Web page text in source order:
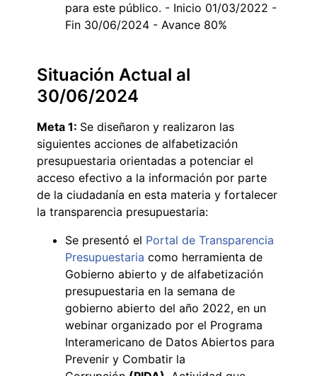
para este público. - Inicio 01/03/2022 -
Fin 30/06/2024 - Avance 80%
Situación Actual al
30/06/2024
Meta 1: Se diseñaron y realizaron las
siguientes acciones de alfabetización
presupuestaria orientadas a potenciar el
acceso efectivo a la información por parte
de la ciudadanía en esta materia y fortalecer
la transparencia presupuestaria:
Se presentó el Portal de Transparencia
Presupuestaria como herramienta de
Gobierno abierto y de alfabetización
presupuestaria en la semana de
gobierno abierto del año 2022, en un
webinar organizado por el Programa
Interamericano de Datos Abiertos para
Prevenir y Combatir la